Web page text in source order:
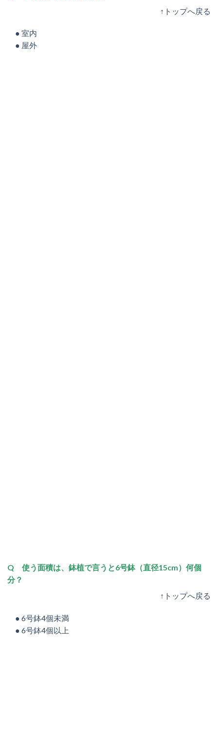
↑トップへ戻る
● 室内
● 屋外
Q 使う面積は、鉢植で言うと6号鉢（直径15cm）何個
分？
↑トップへ戻る
● 6号鉢4個未満
● 6号鉢4個以上